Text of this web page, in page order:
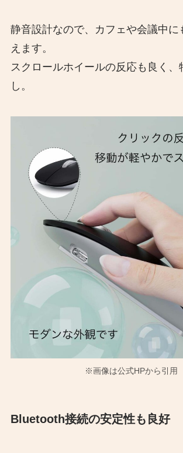
静音設計なので、カフェや会議中に
えます。
スクロールホイールの反応も良く、
し。
※画像は公式HPから引用
Bluetooth接続の安定性も良好